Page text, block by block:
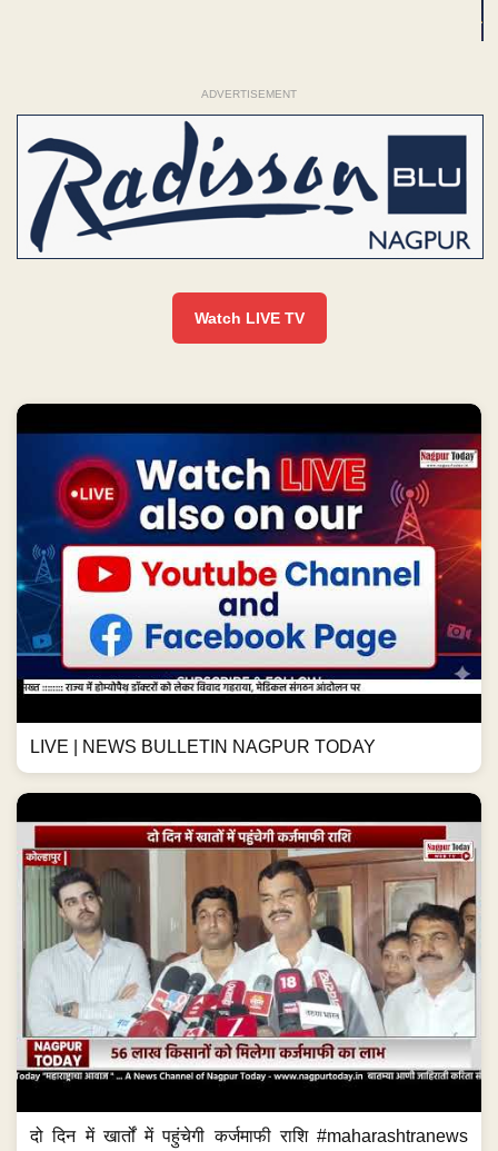
ADVERTISEMENT
Watch LIVE TV
LIVE | NEWS BULLETIN NAGPUR TODAY
दो दिन में खार्तों में पहुंचेगी कर्जमाफी राशि #maharashtranews